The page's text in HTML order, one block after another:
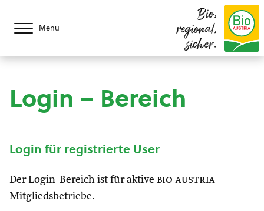
Menü
Bio,
regional,
sicher.
Login – Bereich
Login für registrierte User
Der Login-Bereich ist für aktive bio austria
Mitgliedsbetriebe.